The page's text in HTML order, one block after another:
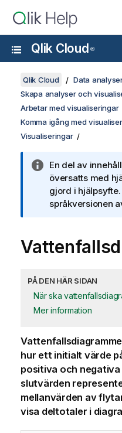
Qlik Cloud ®
Qlik Cloud
Data
Skapa analyser och
Arbetar med visualiseringar
Komma igång med
Visualiseringar
En del av
översatts med
gjord i
språkversionen
PÅ DEN HÄR SIDAN
När ska
Mer information
Vattenfalls
hur ett initialt värde
positiva och
slutvärden
mellanvärden av
visa deltotaler i